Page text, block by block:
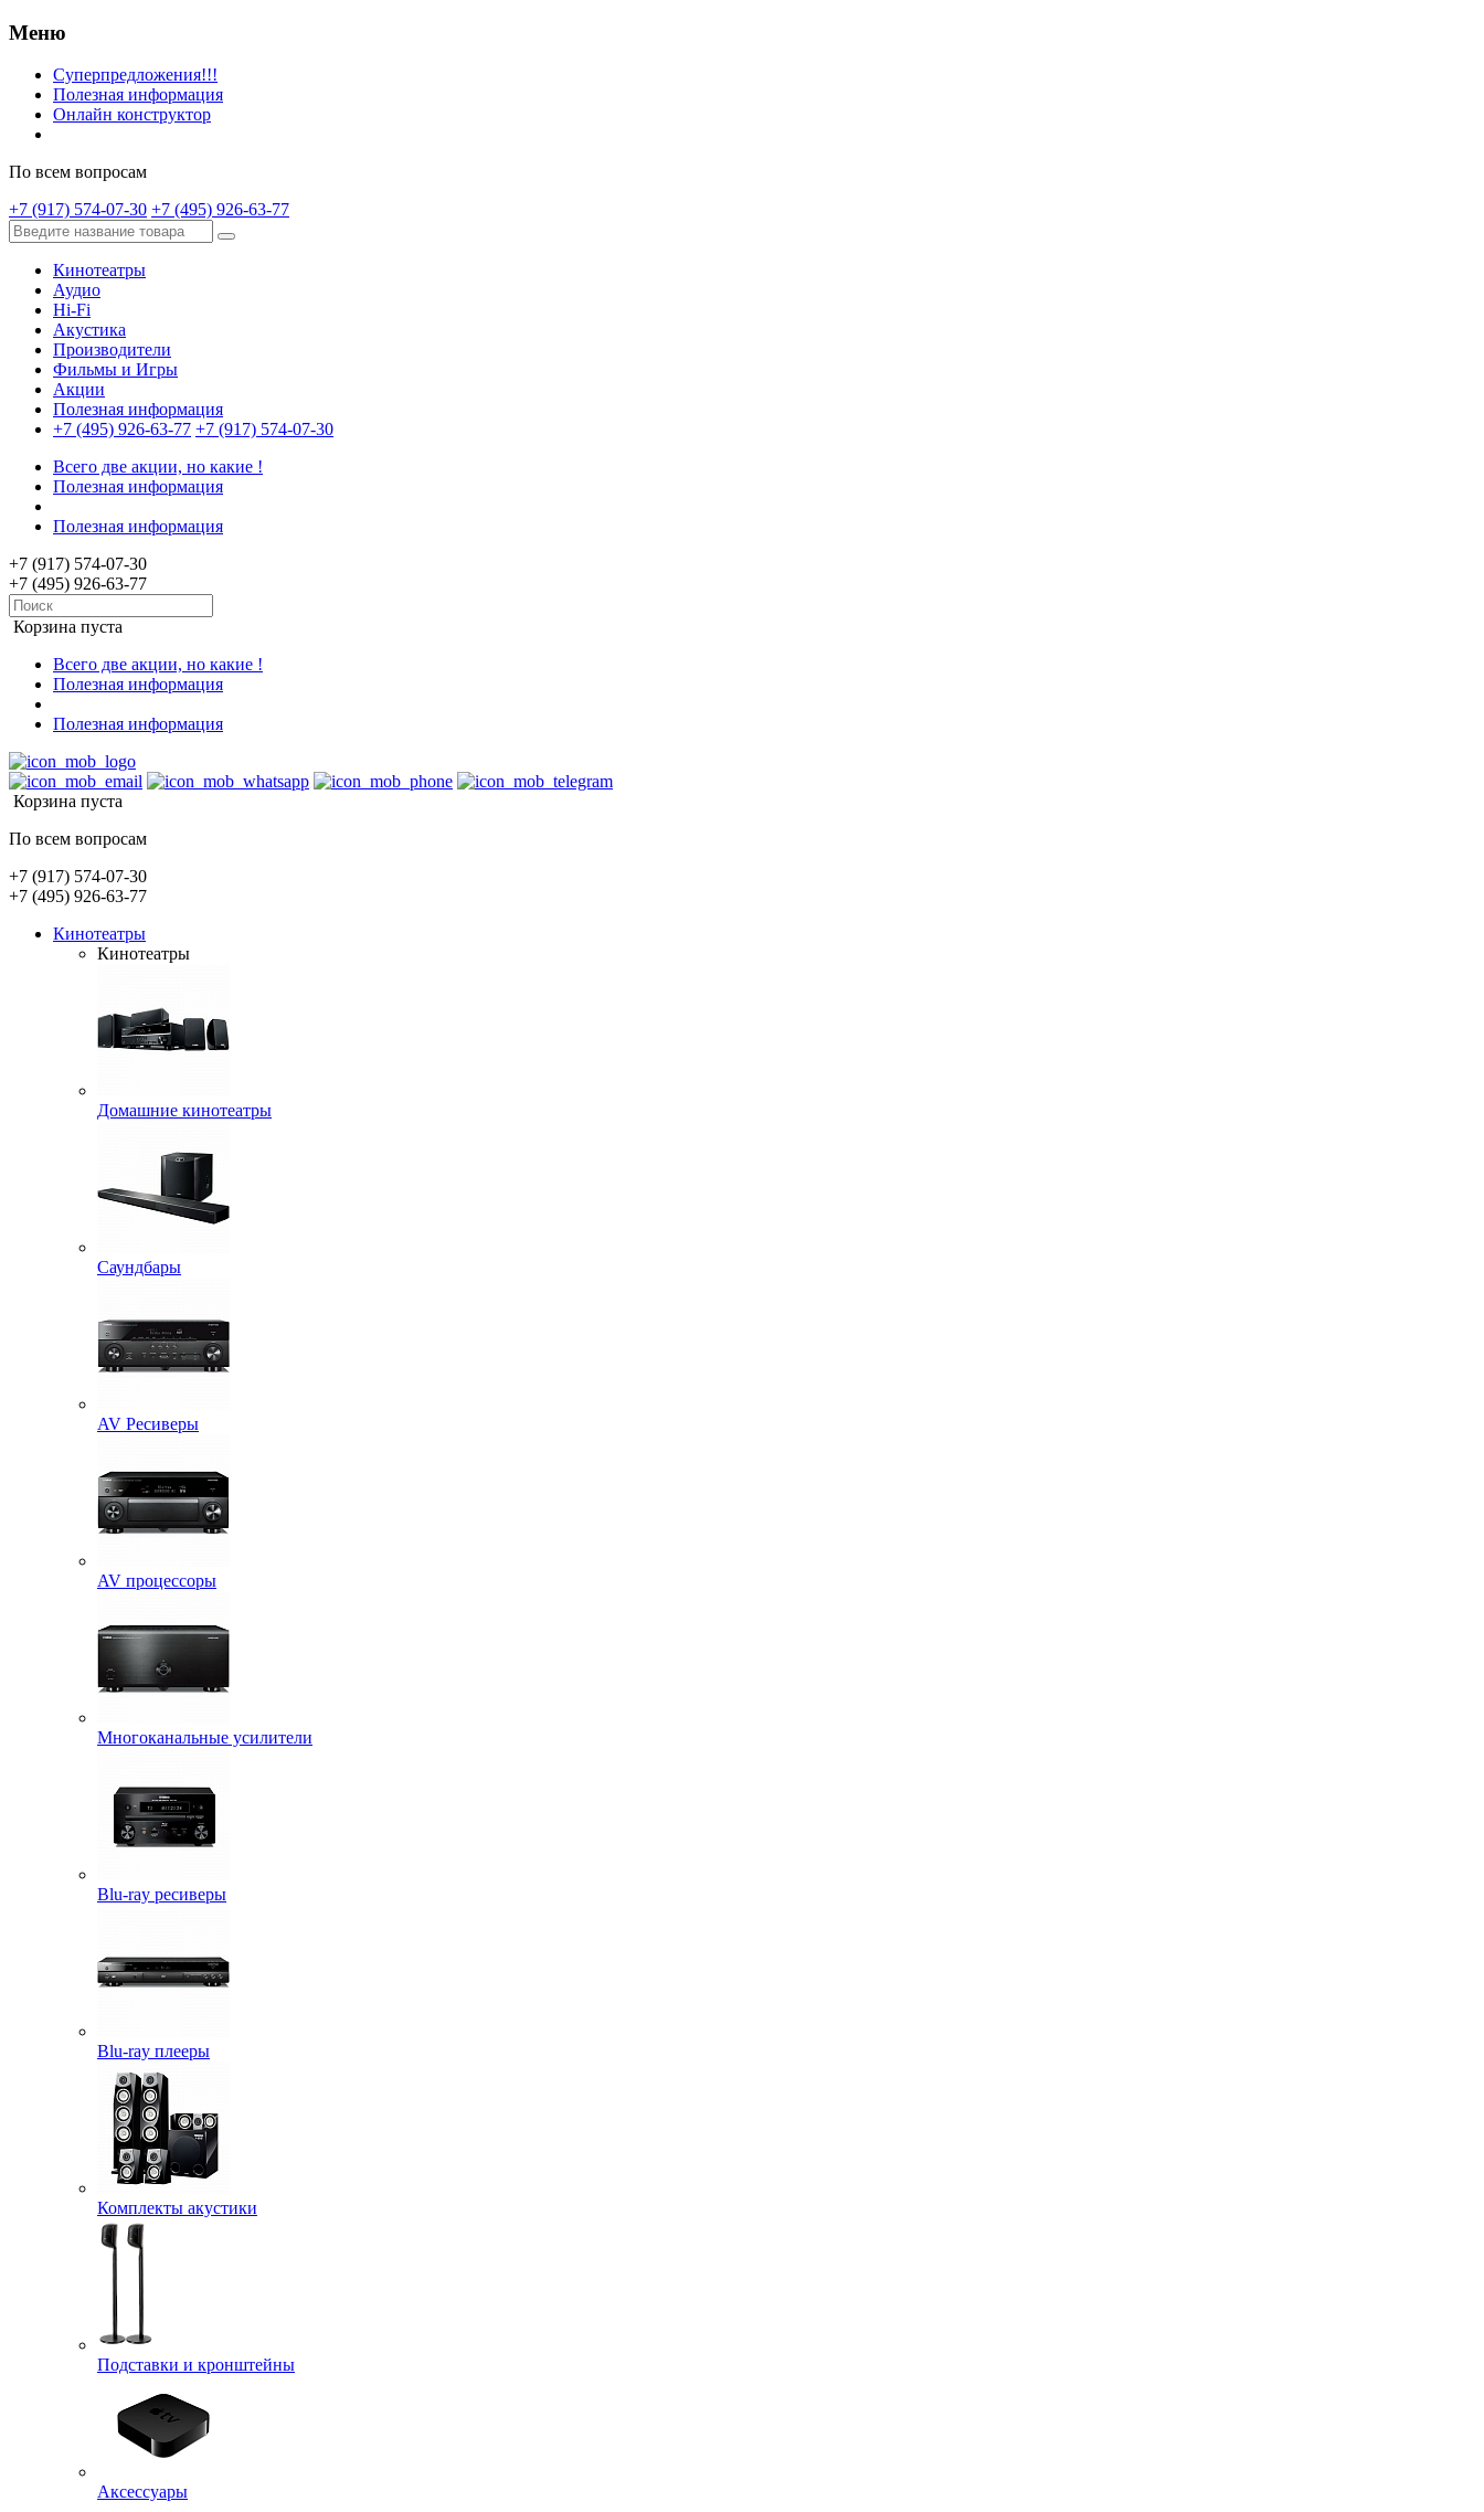
Меню
Суперпредложения!!!
Полезная информация
Онлайн конструктор
По всем вопросам
+7 (917) 574-07-30 +7 (495) 926-63-77
Кинотеатры
Аудио
Hi-Fi
Акустика
Производители
Фильмы и Игры
Акции
Полезная информация
+7 (495) 926-63-77 +7 (917) 574-07-30
Всего две акции, но какие !
Полезная информация
Полезная информация
+7 (917) 574-07-30
+7 (495) 926-63-77
Корзина пуста
Всего две акции, но какие !
Полезная информация
Полезная информация
Корзина пуста
По всем вопросам
+7 (917) 574-07-30
+7 (495) 926-63-77
Кинотеатры
Кинотеатры
Домашние кинотеатры
Саундбары
AV Ресиверы
AV процессоры
Многоканальные усилители
Blu-ray ресиверы
Blu-ray плееры
Комплекты акустики
Подставки и кронштейны
Аксессуары